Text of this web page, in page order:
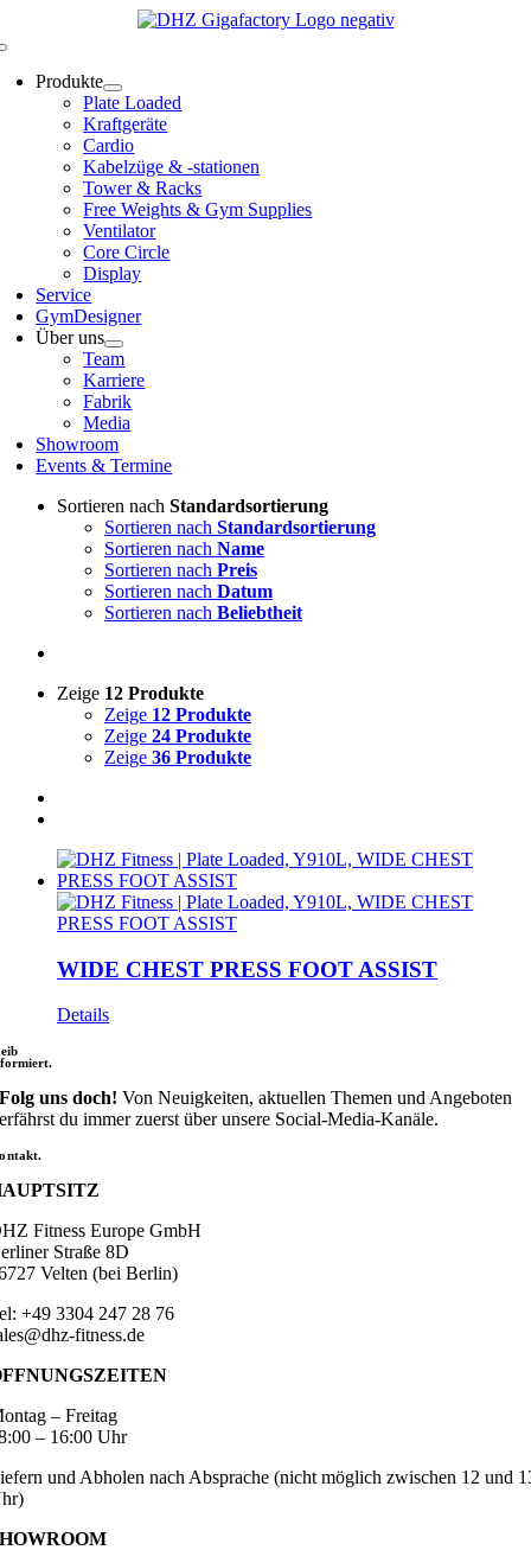
Produkte
Plate Loaded
Kraftgeräte
Cardio
Kabelzüge & -stationen
Tower & Racks
Free Weights & Gym Supplies
Ventilator
Core Circle
Display
Service
GymDesigner
Über uns
Team
Karriere
Fabrik
Media
Showroom
Events & Termine
Sortieren nach Standardsortierung
Sortieren nach Standardsortierung
Sortieren nach Name
Sortieren nach Preis
Sortieren nach Datum
Sortieren nach Beliebtheit
Zeige 12 Produkte
Zeige 12 Produkte
Zeige 24 Produkte
Zeige 36 Produkte
WIDE CHEST PRESS FOOT ASSIST
Details
Folg uns doch! Von Neuigkeiten, aktuellen Themen und Angeboten
erfährst du immer zuerst über unsere Social-Media-Kanäle.
Fitness Europe GmbH
Straße 8D
Velten (bei Berlin)
+49 3304 247 28 76
fitness.de
– Freitag
– 16:00 Uhr
und Abholen nach Absprache (nicht möglich zwischen 12 und